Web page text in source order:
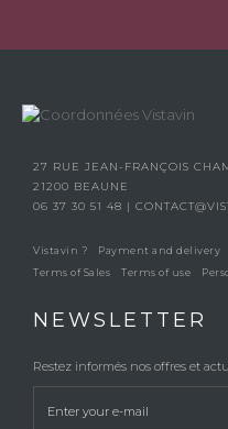
27 RUE JEAN-FRANÇOIS
21200 BEAUNE
06 37 30 51 48 |
Vistavin ? Payment and delivery
Terms of Sales
Terms of use
NEWSLETTER
Restez informés nos offres et